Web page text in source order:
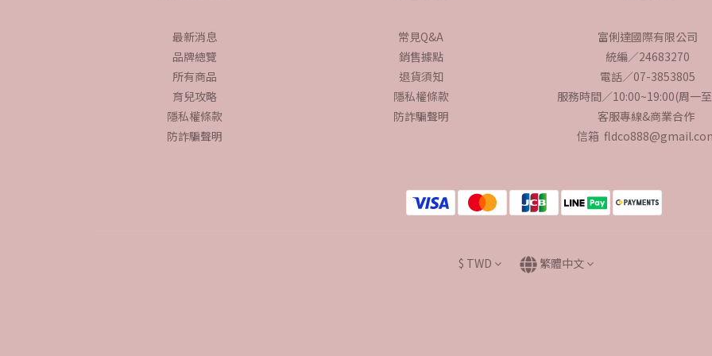
最新消息
品牌總覽
所有商品
育兒攻略
隱私權條款
防詐騙聲明
常見Q&A
銷售據點
退貨須知
隱私權條款
防詐騙聲明
富俐達國際有限公司
統編／24683270
電話／07-3853805
服務時間／10:00~19:00(周一
客服專線&商業合作
信箱
$ TWD 繁體中文